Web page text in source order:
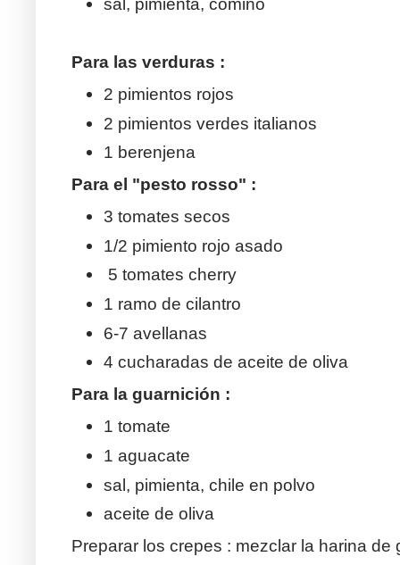
Para las verduras :
2 pimientos rojos
2 pimientos verdes italianos
1 berenjena
Para el "pesto rosso" :
3 tomates secos
1/2 pimiento rojo asado
5 tomates cherry
1 ramo de cilantro
6-7 avellanas
4 cucharadas de aceite de oliva
Para la guarnición :
1 tomate
1 aguacate
sal, pimienta, chile en polvo
aceite de oliva
Preparar los crepes : mezclar la harina